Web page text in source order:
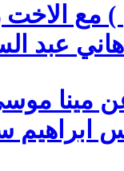
) مع
هاني عبد السيد 19
مينا
سعد 20